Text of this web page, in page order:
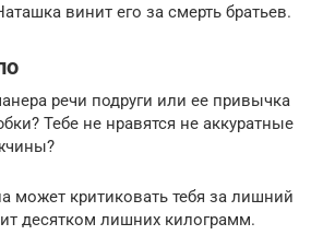
винит его за смерть братьев.
речи подруги или ее привычка
Тебе не нравятся не аккуратные
может критиковать тебя за лишний
десятком лишних килограмм.